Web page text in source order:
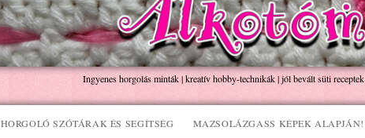
Ingyenes horgolás minták | kreatív hobby-technikák | jól bevált süti receptek
HORGOLÓ SZÓTÁRAK ÉS SEGÍTSÉG MAZSOLÁZGASS KÉPEK ALAPJÁN!